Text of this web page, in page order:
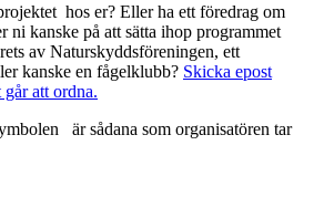
hos er? Eller ha ett föredrag om
ni kanske på att sätta ihop programmet
av Naturskyddsföreningen, ett
kanske en fågelklubb? Skicka epost
att ordna.
är sådana som organisatören tar